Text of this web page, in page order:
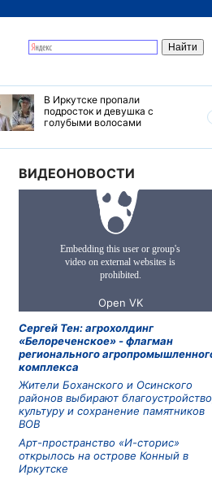
В Иркутске пропали
подросток и девушка с
голубыми волосами
ВИДЕОНОВОСТИ
Сергей Тен: агрохолдинг
«Белореченское» - флагман
регионального
комплекса
Жители Боханского и Осинского
районов выбирают
культуру и сохранение памятников
ВОВ
Арт-пространство «И-сторис»
открылось на острове Конный в
Иркутске